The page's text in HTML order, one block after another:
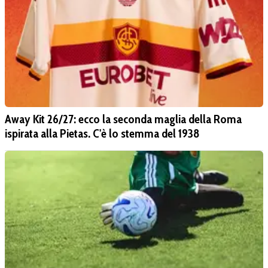
Away Kit 26/27: ecco la seconda maglia della Roma
ispirata alla Pietas. C'è lo stemma del 1938